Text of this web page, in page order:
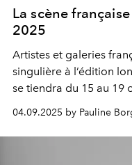
La scène
2025
Artistes et galeries
singulière à l’édition
se tiendra du 15 au 19
04.09.2025 by Pauline